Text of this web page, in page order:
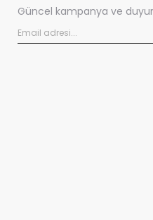
Güncel kampanya ve